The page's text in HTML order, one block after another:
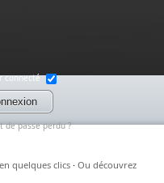
connecté
de passe perdu ?
quelques clics · Ou découvrez